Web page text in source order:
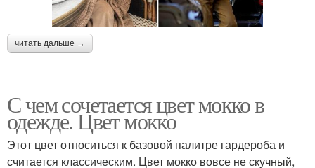
читать дальше →
С чем сочетается цвет мокко в
одежде. Цвет мокко
Этот цвет относиться к базовой палитре гардероба и
считается классическим. Цвет мокко вовсе не скучный,